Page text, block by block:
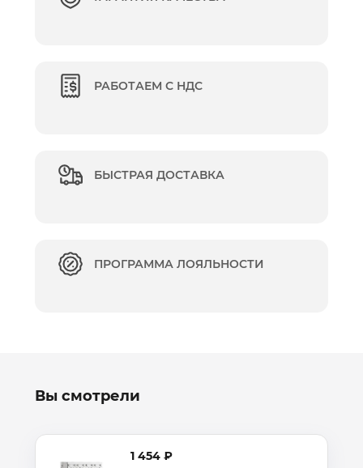
РАБОТАЕМ С НДС
БЫСТРАЯ ДОСТАВКА
ПРОГРАММА ЛОЯЛЬНОСТИ
Вы смотрели
1 454 ₽